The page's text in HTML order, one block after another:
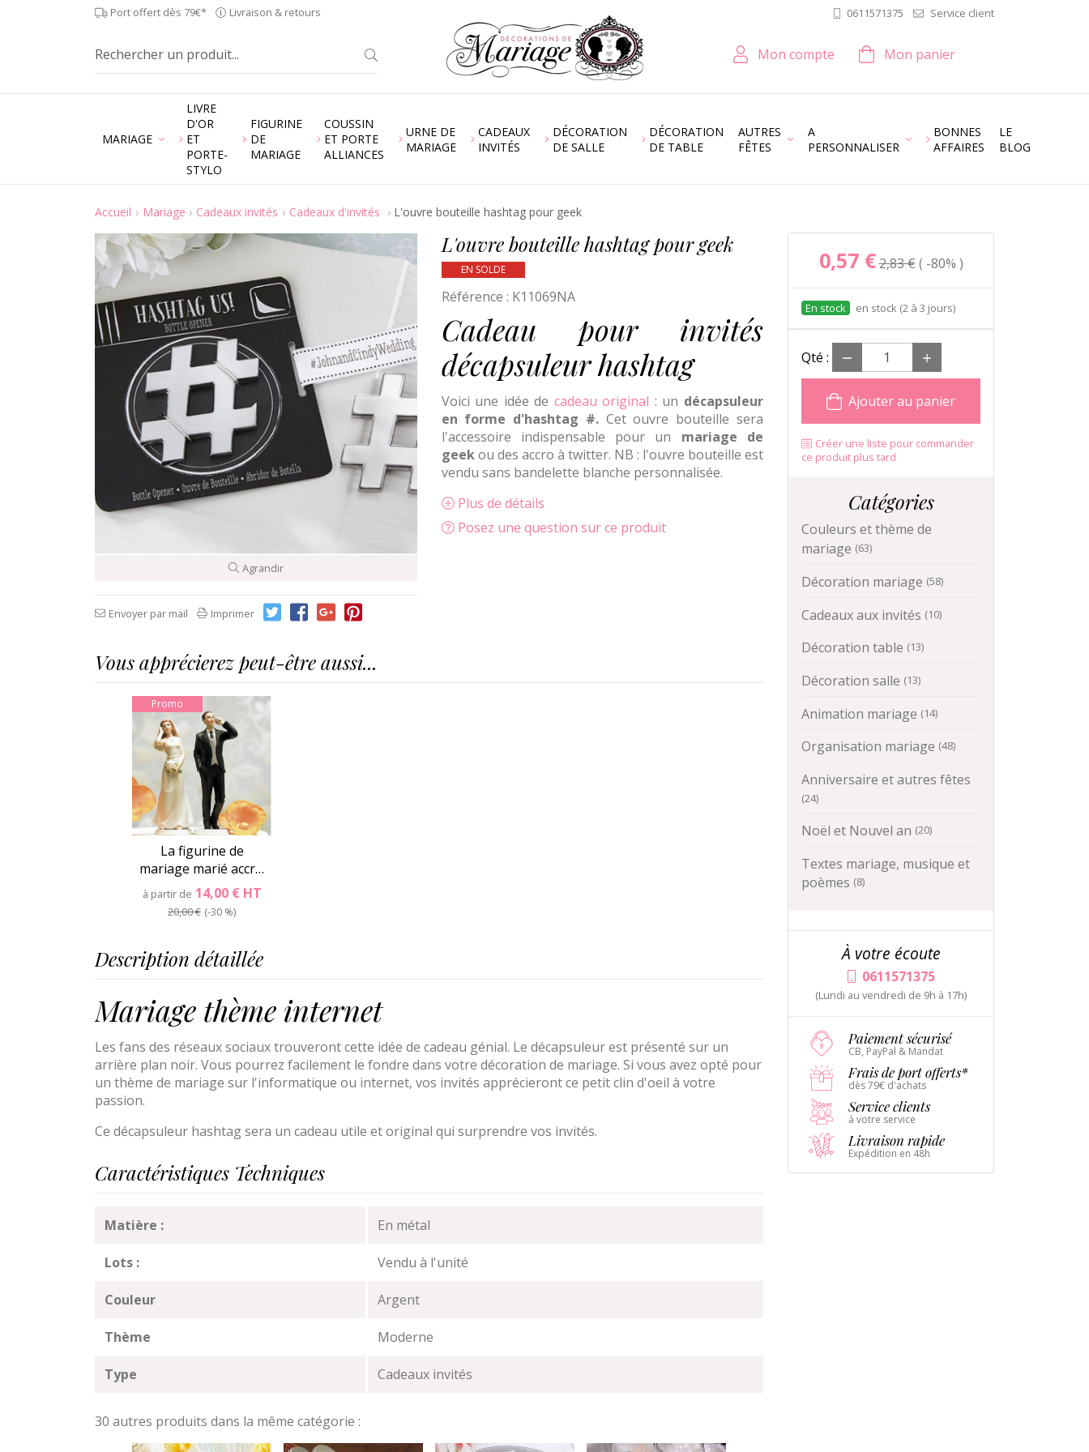
Port offert dès 79€* Livraison & retours 0611571375 Service client
Mon compte Mon panier
MARIAGE
LIVRE
D'OR
ET
PORTE-
STYLO
FIGURINE
DE
MARIAGE
COUSSIN
ET PORTE
ALLIANCES
URNE DE
MARIAGE
CADEAUX
INVITÉS
DÉCORATION
DE SALLE
DÉCORATION
DE TABLE
AUTRES
FÊTES
A
PERSONNALISER
BONNES
AFFAIRES
LE
BLOG
Accueil Mariage Cadeaux invités Cadeaux d'invités L'ouvre bouteille hashtag pour geek
Agrandir
Envoyer par mail Imprimer
L'ouvre bouteille hashtag pour geek
EN SOLDE
Référence : K11069NA
Cadeau pour invités
décapsuleur hashtag
Voici une idée de cadeau original : un décapsuleur
en forme d'hashtag #.Cet ouvre bouteille sera
l'accessoire indispensable pour un mariage de
geekou des accro à twitter. NB : l'ouvre bouteille est
vendu sans bandelette blanche personnalisée.
Plus de détails
Posez une question sur ce produit
Vous apprécierez peut-être aussi...
Promo
La figurine de
mariage marié accr…
à partir de 14,00 € HT
20,00 € -30 %
Description détaillée
Mariage thème internet
Les fans des réseaux sociaux trouveront cette idée de cadeau génial. Le décapsuleur est présenté sur un
arrière plan noir. Vous pourrez facilement le fondre dans votre décoration de mariage. Si vous avez opté pour
un thème de mariage sur l'informatique ou internet, vos invités apprécieront ce petit clin d'oeil à votre
passion.
Ce décapsuleur hashtag sera un cadeau utile et original qui surprendre vos invités.
Caractéristiques Techniques
Matière : En métal
Lots : Vendu à l'unité
Couleur Argent
Thème Moderne
Type Cadeaux invités
30 autres produits dans la même catégorie :
0,57 €2,83 € -80%
en stock (2 à 3 jours)
Qté :
Ajouter au panier
Créer une liste pour commander
ce produit plus tard
Catégories
Couleurs et thème de
mariage (63)
Décoration mariage (58)
Cadeaux aux invités (10)
Décoration table (13)
Décoration salle (13)
Animation mariage (14)
Organisation mariage (48)
Anniversaire et autres fêtes
(24)
Noël et Nouvel an (20)
Textes mariage, musique et
poèmes (8)
À votre écoute
0611571375
(Lundi au vendredi de 9h à 17h)
Paiement sécurisé
CB, PayPal & Mandat
Frais de port offerts*
dès 79€ d'achats
Service clients
à votre service
Livraison rapide
Expédition en 48h